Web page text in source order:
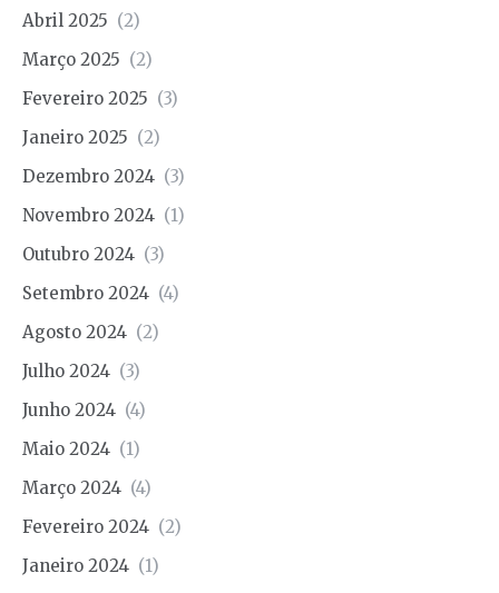
Abril 2025 (2)
Março 2025 (2)
Fevereiro 2025 (3)
Janeiro 2025 (2)
Dezembro 2024 (3)
Novembro 2024 (1)
Outubro 2024 (3)
Setembro 2024 (4)
Agosto 2024 (2)
Julho 2024 (3)
Junho 2024 (4)
Maio 2024 (1)
Março 2024 (4)
Fevereiro 2024 (2)
Janeiro 2024 (1)